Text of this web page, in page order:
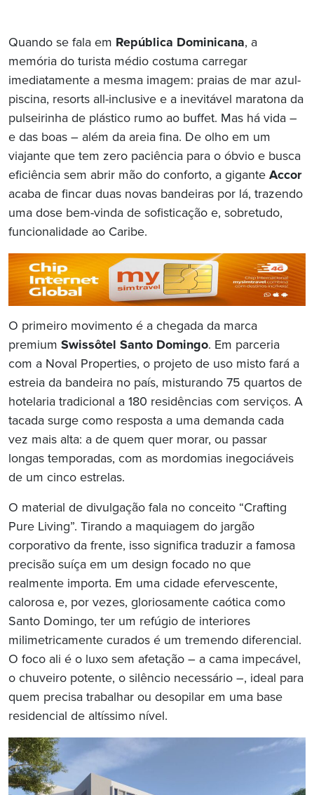
Quando se fala em República Dominicana, a
memória do turista médio costuma carregar
imediatamente a mesma imagem: praias de mar azul-
piscina, resorts all-inclusive e a inevitável maratona da
pulseirinha de plástico rumo ao buffet. Mas há vida –
e das boas – além da areia fina. De olho em um
viajante que tem zero paciência para o óbvio e busca
eficiência sem abrir mão do conforto, a gigante Accor
acaba de fincar duas novas bandeiras por lá, trazendo
uma dose bem-vinda de sofisticação e, sobretudo,
funcionalidade ao Caribe.
O primeiro movimento é a chegada da marca
premium Swissôtel Santo Domingo. Em parceria
com a Noval Properties, o projeto de uso misto fará a
estreia da bandeira no país, misturando 75 quartos de
hotelaria tradicional a 180 residências com serviços. A
tacada surge como resposta a uma demanda cada
vez mais alta: a de quem quer morar, ou passar
longas temporadas, com as mordomias inegociáveis
de um cinco estrelas.
O material de divulgação fala no conceito “Crafting
Pure Living”. Tirando a maquiagem do jargão
corporativo da frente, isso significa traduzir a famosa
precisão suíça em um design focado no que
realmente importa. Em uma cidade efervescente,
calorosa e, por vezes, gloriosamente caótica como
Santo Domingo, ter um refúgio de interiores
milimetricamente curados é um tremendo diferencial.
O foco ali é o luxo sem afetação – a cama impecável,
o chuveiro potente, o silêncio necessário –, ideal para
quem precisa trabalhar ou desopilar em uma base
residencial de altíssimo nível.